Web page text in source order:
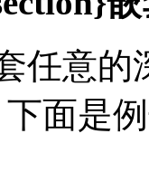
任意
面是